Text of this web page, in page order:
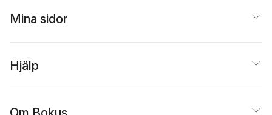
Mina sidor
Hjälp